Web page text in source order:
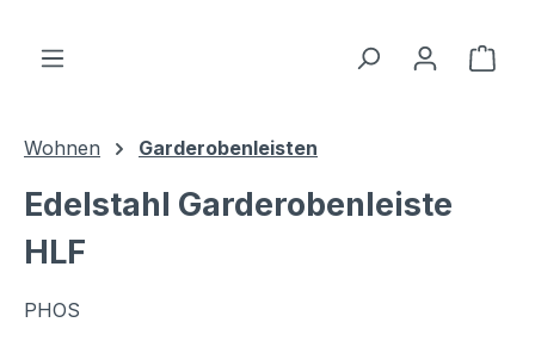
Wohnen Garderobenleisten
Edelstahl Garderobenleiste
HLF
PHOS